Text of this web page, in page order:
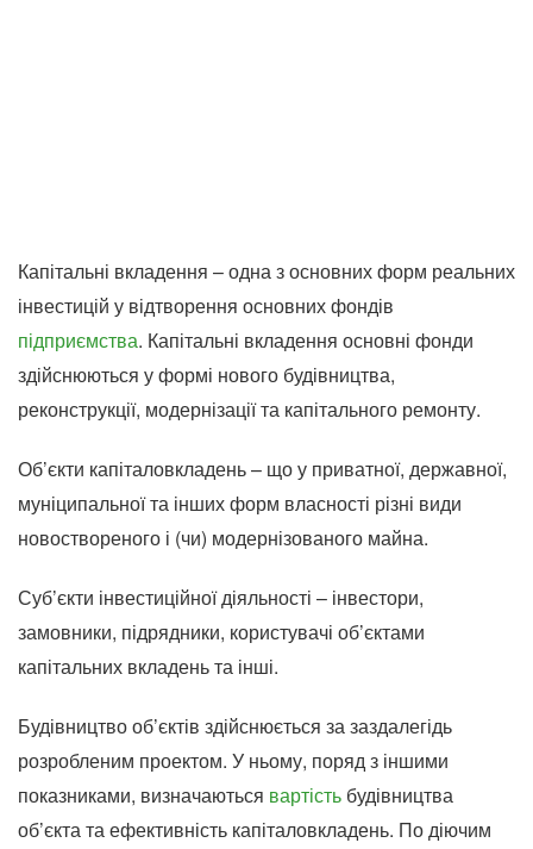
Капітальні вкладення – одна з основних форм реальних
інвестицій у відтворення основних фондів
підприємства. Капітальні вкладення основні фонди
здійснюються у формі нового будівництва,
реконструкції, модернізації та капітального ремонту.
Об’єкти капіталовкладень – що у приватної, державної,
муніципальної та інших форм власності різні види
новоствореного і (чи) модернізованого майна.
Суб’єкти інвестиційної діяльності – інвестори,
замовники, підрядники, користувачі об’єктами
капітальних вкладень та інші.
Будівництво об’єктів здійснюється за заздалегідь
розробленим проектом. У ньому, поряд з іншими
показниками, визначаються вартість будівництва
об’єкта та ефективність капіталовкладень. По діючим